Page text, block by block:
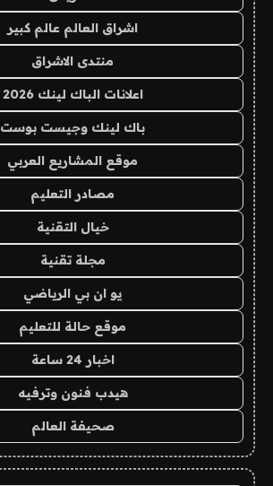
اشراق العالم عالم كبير
منتدى الاشراق
اعلانات الباك لينك 2026
باك لينك وجيست بوست
موقع المشاريع العربي
مصادر التعليم
خيال التقنية
مجلة تقنية
يو ان بي الرياضي
موقع حالة للتعليم
اخبار 24 ساعة
هيدب فنون وترفيه
صحيفة العالم